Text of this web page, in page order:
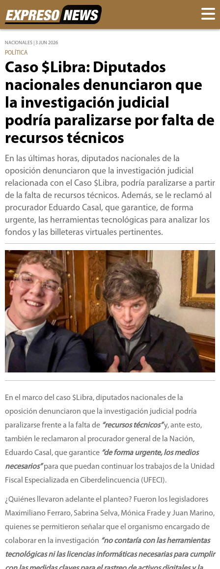
NACIONALES | 3 JUN 2026
POLÍTICA
Caso $Libra: Diputados
nacionales denunciaron que
la investigación judicial
podría paralizarse por falta de
recursos técnicos
En las últimas horas, diputados nacionales de la
oposición denunciaron que la investigación judicial
relacionada con el Caso $Libra, podría paralizarse a partir
de la falta de recursos técnicos. Además, se le reclamó al
procurador Eduardo Casal, que garantice, de forma
urgente, las herramientas tecnológicas para analizar los
fondos y las billeteras virtuales pertinentes.
En el marco del caso $Libra, diputados nacionales de la
oposición denunciaron que la investigación judicial podría
paralizarse frente a la falta de “recursos técnicos”y, ante esto,
también le reclamaron al procurador general de la Nación,
Eduardo Casal, que garantice “de forma urgente, los medios
necesarios”para que puedan continuar los trabajos de la Unidad
Fiscal Especializada en Ciberdelincuencia (UFECI).
¿Quiénes llevaron adelante el planteo? Fueron los legisladores
Maximiliano Ferraro, Sabrina Selva, Mónica Frade y Juan Marino,
quienes se permitieron señalar que el organismo encargado de
colaborar en la investigación “no contaría con las herramientas
tecnológicas ni las licencias informáticas necesarias para cumplir